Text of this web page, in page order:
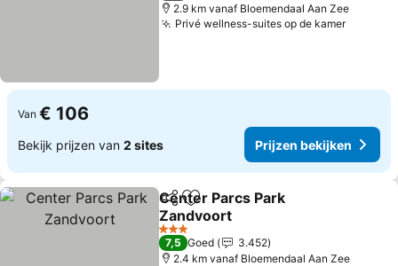
2.9 km vanaf Bloemendaal Aan Zee
Privé wellness-suites op de kamer
Van € 106
Bekijk prijzen van 2 sites Prijzen bekijken
DelenToevoegen aan favorieten
Center Parcs Park
Zandvoort
3 Sterren
7,5 Goed
3.452
2.4 km vanaf Bloemendaal Aan Zee